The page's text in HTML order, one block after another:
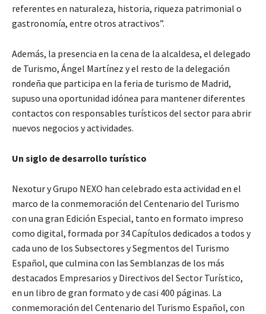
referentes en naturaleza, historia, riqueza patrimonial o
gastronomía, entre otros atractivos”.
Además, la presencia en la cena de la alcaldesa, el delegado
de Turismo, Ángel Martínez y el resto de la delegación
rondeña que participa en la feria de turismo de Madrid,
supuso una oportunidad idónea para mantener diferentes
contactos con responsables turísticos del sector para abrir
nuevos negocios y actividades.
Un siglo de desarrollo turístico
Nexotur y Grupo NEXO han celebrado esta actividad en el
marco de la conmemoración del Centenario del Turismo
con una gran Edición Especial, tanto en formato impreso
como digital, formada por 34 Capítulos dedicados a todos y
cada uno de los Subsectores y Segmentos del Turismo
Español, que culmina con las Semblanzas de los más
destacados Empresarios y Directivos del Sector Turístico,
en un libro de gran formato y de casi 400 páginas. La
conmemoración del Centenario del Turismo Español, con